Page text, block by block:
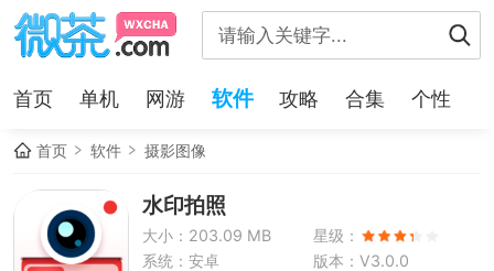
首页 单机 网游 软件 攻略 合集 个性
首页 软件 摄影图像
水印拍照
大小：203.09 MB
星级：
系统：安卓
版本：V3.0.0